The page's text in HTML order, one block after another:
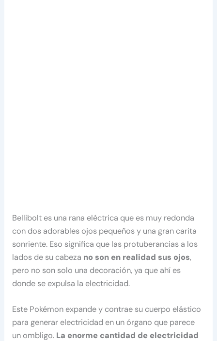
Bellibolt es una rana eléctrica que es muy redonda
con dos adorables ojos pequeños y una gran carita
sonriente. Eso significa que las protuberancias a los
lados de su cabeza no son en realidad sus ojos,
pero no son solo una decoración, ya que ahí es
donde se expulsa la electricidad.
Este Pokémon expande y contrae su cuerpo elástico
para generar electricidad en un órgano que parece
un ombligo. La enorme cantidad de electricidad